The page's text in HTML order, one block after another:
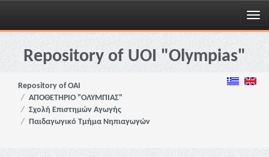
Skip
navigationRepository of UOI "Olympias"
Repository of OAI
ΑΠΟΘΕΤΗΡΙΟ "ΟΛΥΜΠΙΑΣ"
Σχολή Επιστημών Αγωγής
Παιδαγωγικό Τμήμα Νηπιαγωγών